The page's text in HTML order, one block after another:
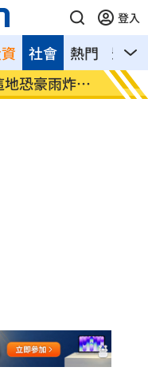
登入
熱門 影音
社會
地恐豪雨炸2
桃猿
爭